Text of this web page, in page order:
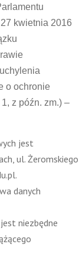
kwietnia 2016
o ochronie
z późn. zm.) –
jest
ul. Żeromskiego
danych
niezbędne